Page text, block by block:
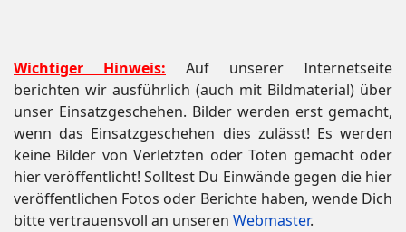
Wichtiger Hinweis: Auf unserer Internetseite
berichten wir ausführlich (auch mit Bildmaterial) über
unser Einsatzgeschehen. Bilder werden erst gemacht,
wenn das Einsatzgeschehen dies zulässt! Es werden
keine Bilder von Verletzten oder Toten gemacht oder
hier veröffentlicht! Solltest Du Einwände gegen die hier
veröffentlichen Fotos oder Berichte haben, wende Dich
bitte vertrauensvoll an unseren Webmaster.